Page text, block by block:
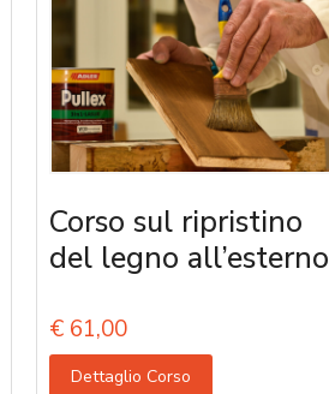
Corso sul ripristino
del legno all’esterno
€ 61,00
Dettaglio Corso